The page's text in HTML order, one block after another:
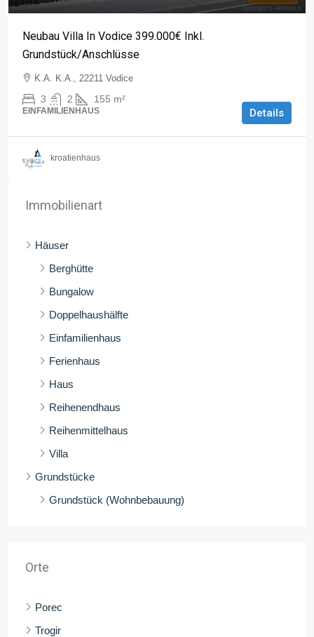
Neubau Villa In Vodice 399.000€ Inkl.
Grundstück/Anschlüsse
K.A. K.A., 22211 Vodice
3 2 155 m²
EINFAMILIENHAUS Details
kroatienhaus
Immobilienart
Häuser
Berghütte
Bungalow
Doppelhaushälfte
Einfamilienhaus
Ferienhaus
Haus
Reihenendhaus
Reihenmittelhaus
Villa
Grundstücke
Grundstück (Wohnbebauung)
Orte
Porec
Trogir